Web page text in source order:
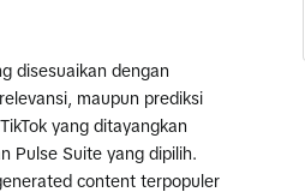
disesuaikan dengan
maupun prediksi
yang ditayangkan
Pulse Suite yang dipilih.
content terpopuler